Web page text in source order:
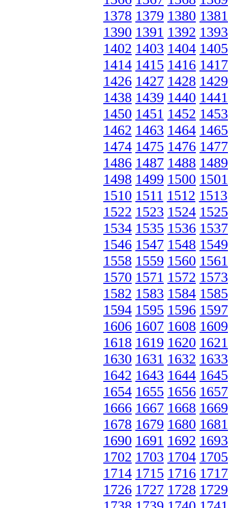
1378 1379 1380 1381
1390 1391 1392 1393
1402 1403 1404 1405
1414 1415 1416 1417
1426 1427 1428 1429
1438 1439 1440 1441
1450 1451 1452 1453
1462 1463 1464 1465
1474 1475 1476 1477
1486 1487 1488 1489
1498 1499 1500 1501
1510 1511 1512 1513
1522 1523 1524 1525
1534 1535 1536 1537
1546 1547 1548 1549
1558 1559 1560 1561
1570 1571 1572 1573
1582 1583 1584 1585
1594 1595 1596 1597
1606 1607 1608 1609
1618 1619 1620 1621
1630 1631 1632 1633
1642 1643 1644 1645
1654 1655 1656 1657
1666 1667 1668 1669
1678 1679 1680 1681
1690 1691 1692 1693
1702 1703 1704 1705
1714 1715 1716 1717
1726 1727 1728 1729